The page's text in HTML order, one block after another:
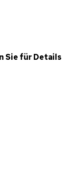
Sie für Details